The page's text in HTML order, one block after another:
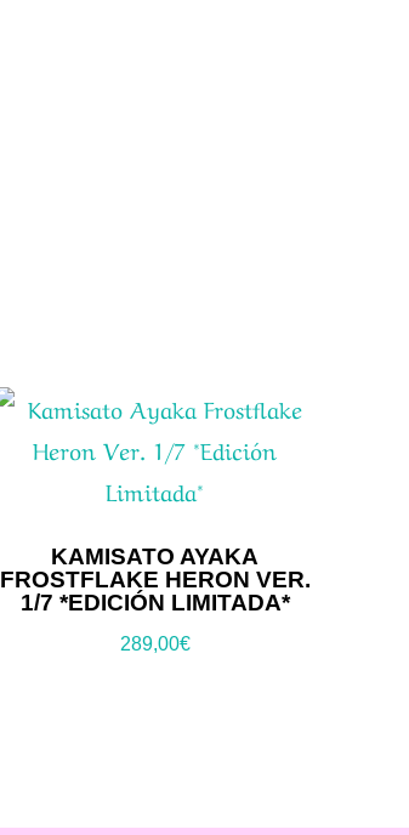
KAMISATO AYAKA
FROSTFLAKE HERON VER.
1/7 *EDICIÓN LIMITADA*
289,00€